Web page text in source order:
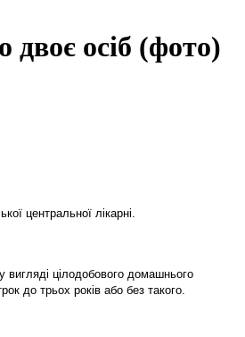
двоє осіб (фото)
центральної лікарні.
вигляді цілодобового домашнього
до трьох років або без такого.